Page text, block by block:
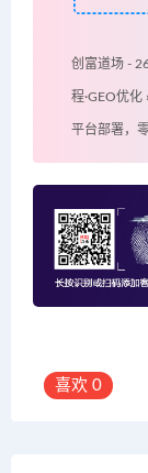
创富道场 -
程·GEO优化
平台部署，
喜欢 0